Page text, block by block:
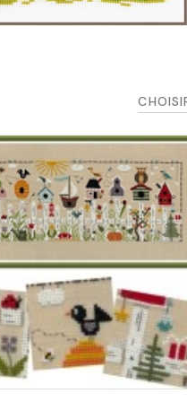
VARIANTES